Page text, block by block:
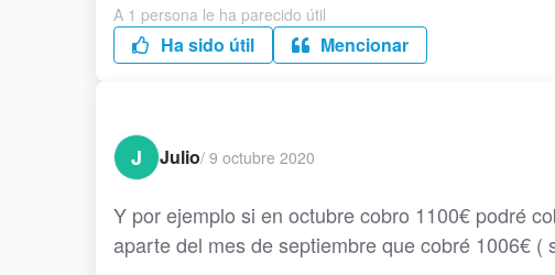
A 1 persona le ha parecido útil
Ha sido útil Mencionar
J
Julio/ 9 octubre 2020
Y por ejemplo si en octubre cobro 1100€ podré
aparte del mes de septiembre que cobré 1006€ (